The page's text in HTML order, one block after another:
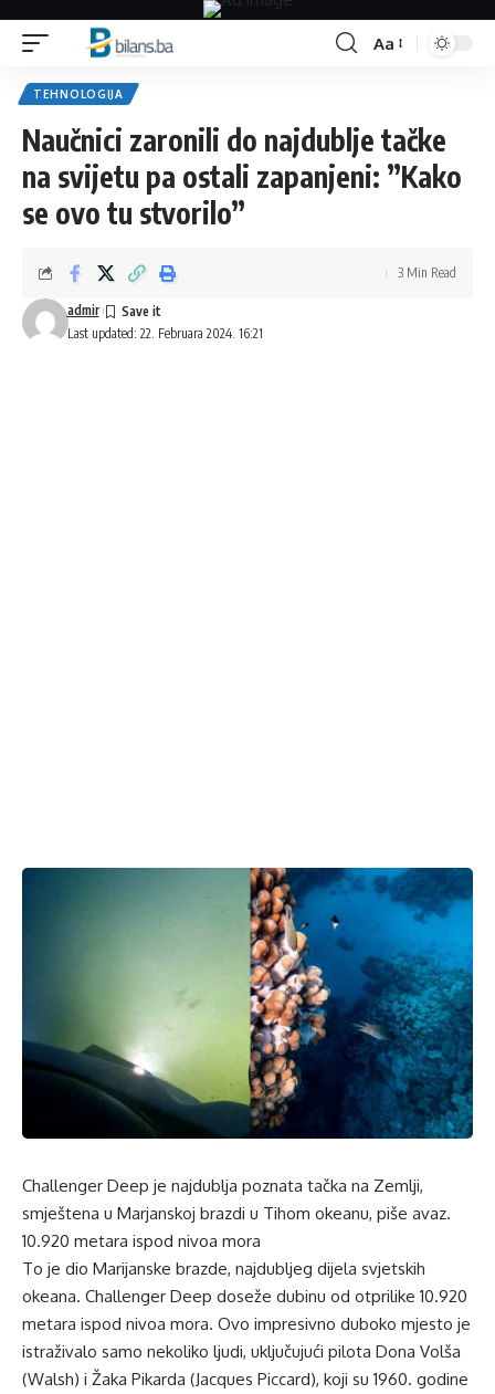
Font
Aa
TEHNOLOGIJA
Naučnici zaronili do najdublje tačke
na svijetu pa ostali zapanjeni: ”Kako
se ovo tu stvorilo”
Last updated: 22. Februara 2024. 16:21
admir
3 Min Read
Challenger Deep je najdublja poznata tačka na Zemlji,
smještena u Marjanskoj brazdi u Tihom okeanu, piše avaz.
10.920 metara ispod nivoa mora
To je dio Marijanske brazde, najdubljeg dijela svjetskih
okeana. Challenger Deep doseže dubinu od otprilike 10.920
metara ispod nivoa mora. Ovo impresivno duboko mjesto je
istraživalo samo nekoliko ljudi, uključujući pilota Dona Volša
(Walsh) i Žaka Pikarda (Jacques Piccard), koji su 1960. godine